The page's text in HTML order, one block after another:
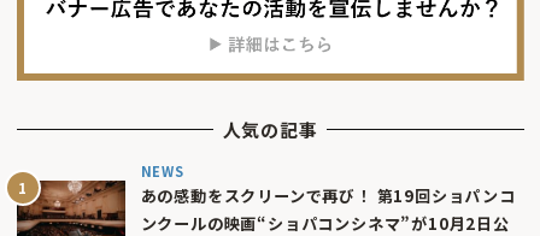
人気の記事
NEWS
あの感動をスクリーンで再び！ 第19回ショパンコ
ンクールの映画“ショパコンシネマ”が10月2日公